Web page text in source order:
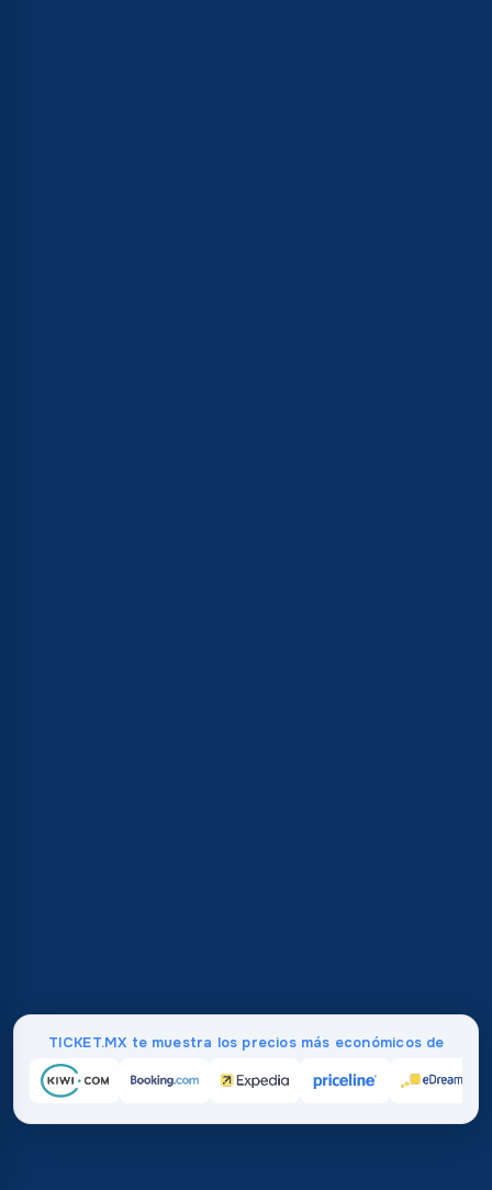
TICKET.MX te muestra los precios más económicos de